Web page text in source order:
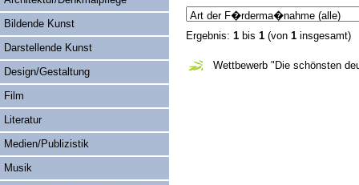
Ergebnis: 1 bis 1 (von 1 insgesamt)
Wettbewerb "Die schönsten
Bildende Kunst
Darstellende Kunst
Design/Gestaltung
Film
Literatur
Medien/Publizistik
Musik